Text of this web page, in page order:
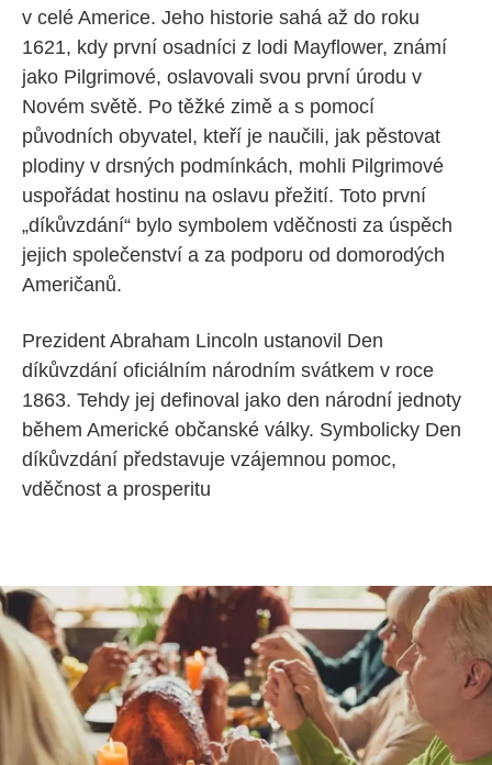
v celé Americe. Jeho historie sahá až do roku
1621, kdy první osadníci z lodi Mayflower, známí
jako Pilgrimové, oslavovali svou první úrodu v
Novém světě. Po těžké zimě a s pomocí
původních obyvatel, kteří je naučili, jak pěstovat
plodiny v drsných podmínkách, mohli Pilgrimové
uspořádat hostinu na oslavu přežití. Toto první
„díkůvzdání“ bylo symbolem vděčnosti za úspěch
jejich společenství a za podporu od domorodých
Američanů.
Prezident Abraham Lincoln ustanovil Den
díkůvzdání oficiálním národním svátkem v roce
1863. Tehdy jej definoval jako den národní jednoty
během Americké občanské války. Symbolicky Den
díkůvzdání představuje vzájemnou pomoc,
vděčnost a prosperitu